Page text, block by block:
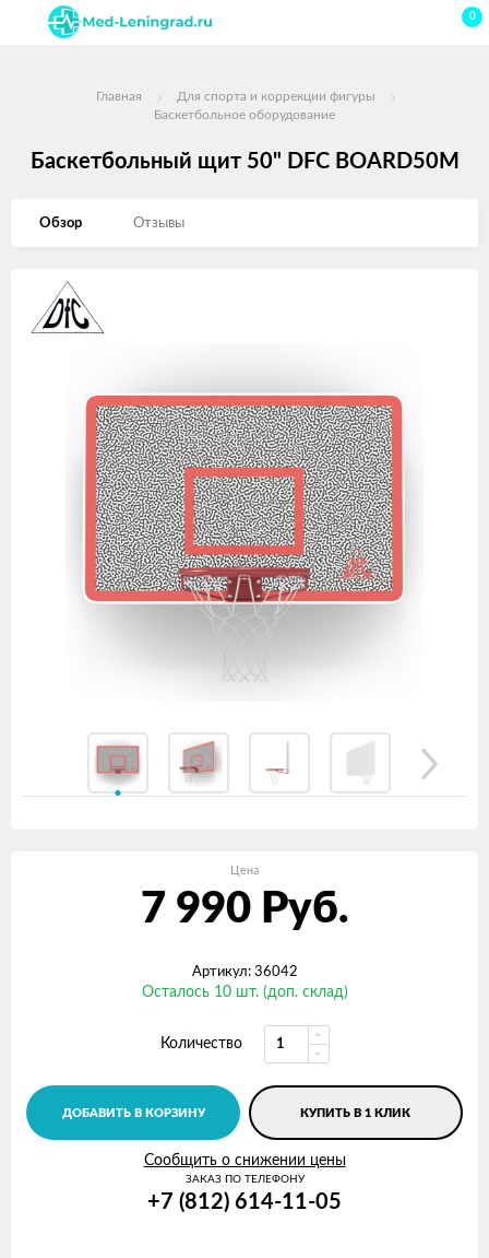
0
Главная
Для спорта и коррекции фигуры
Баскетбольное оборудование
Баскетбольный щит 50" DFC BOARD50M
Обзор Отзывы
Изображения
Цена
7 990 Руб.
Артикул: 36042
Осталось 10 шт. (доп. склад)
Количество
ДОБАВИТЬ В КОРЗИНУ КУПИТЬ В 1 КЛИК
Сообщить о снижении цены
ЗАКАЗ ПО ТЕЛЕФОНУ
+7 (812) 614-11-05